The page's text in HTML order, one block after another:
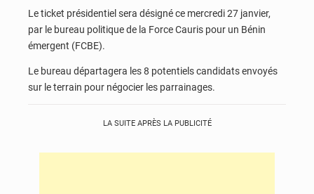
Le ticket présidentiel sera désigné ce mercredi 27 janvier,
par le bureau politique de la Force Cauris pour un Bénin
émergent (FCBE).
Le bureau départagera les 8 potentiels candidats envoyés
sur le terrain pour négocier les parrainages.
LA SUITE APRÈS LA PUBLICITÉ